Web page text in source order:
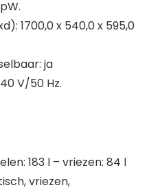
1700,0 x 540,0 x 595,0
ja
V/50 Hz.
183 l – vriezen: 84 l
vriezen,